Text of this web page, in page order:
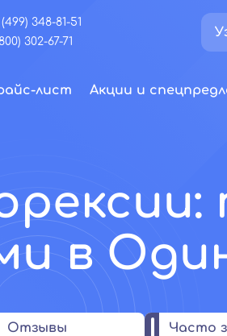
348-81-51
302-67-71
лист Акции и
в
Отзывы Часто